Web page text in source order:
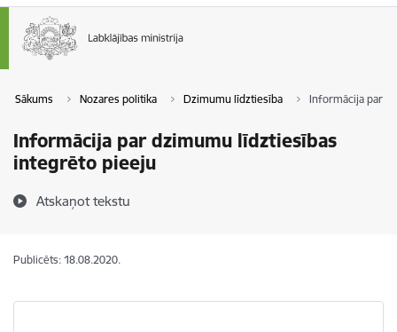
Sākums Nozares politika Dzimumu līdztiesība Informācija par
Informācija par dzimumu līdztiesības
integrēto pieeju
Atskaņot tekstu
Publicēts: 18.08.2020.